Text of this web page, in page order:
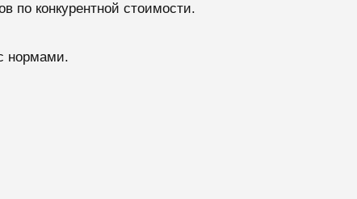
по конкурентной стоимости.
нормами.